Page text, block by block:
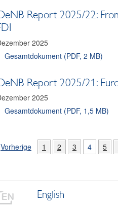
Report 2025/22:
2025
Gesamtdokument (PDF, 2 MB)
Report 2025/21:
2025
Gesamtdokument (PDF, 1,5 MB)
Vorherige 1 2 3 4 5
English